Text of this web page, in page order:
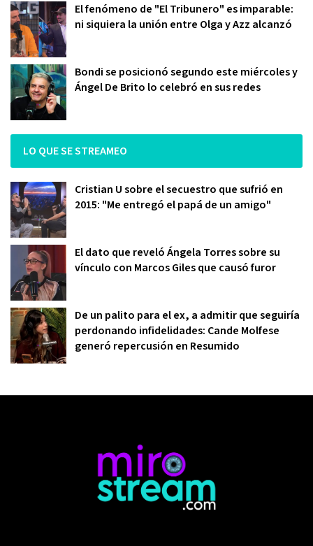
El fenómeno de "El Tribunero" es imparable:
ni siquiera la unión entre Olga y Azz alcanzó
Bondi se posicionó segundo este miércoles y
Ángel De Brito lo celebró en sus redes
LO QUE SE STREAMEO
Cristian U sobre el secuestro que sufrió en
2015: "Me entregó el papá de un amigo"
El dato que reveló Ángela Torres sobre su
vínculo con Marcos Giles que causó furor
De un palito para el ex, a admitir que seguiría
perdonando infidelidades: Cande Molfese
generó repercusión en Resumido